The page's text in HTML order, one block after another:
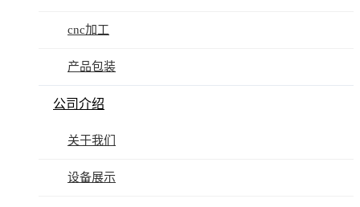
cnc加工
产品包装
公司介绍
关于我们
设备展示